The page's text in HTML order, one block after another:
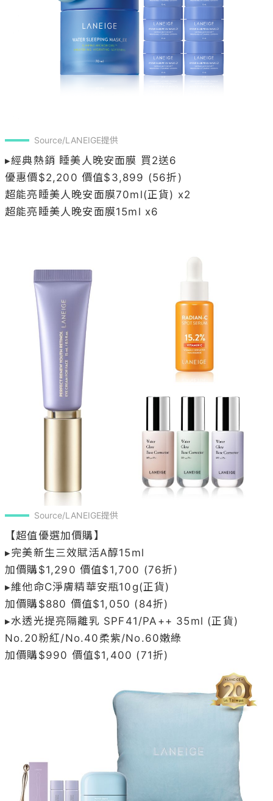
Source/LANEIGE提供
▸經典熱銷 睡美人晚安面膜 買2送6
優惠價$2,200 價值$3,899 (56折)
▸完美新生三效賦活A醇15ml
加價購$1,290 價值$1,700 (76折)
▸維他命C淨膚精華安瓶10g(正貨)
加價購$880 價值$1,050 (84折)
▸水透光提亮隔離乳 SPF41/PA++ 35ml (正貨)
No.20粉紅/No.40柔紫/No.60嫩綠
加價購$990 價值$1,400 (71折)